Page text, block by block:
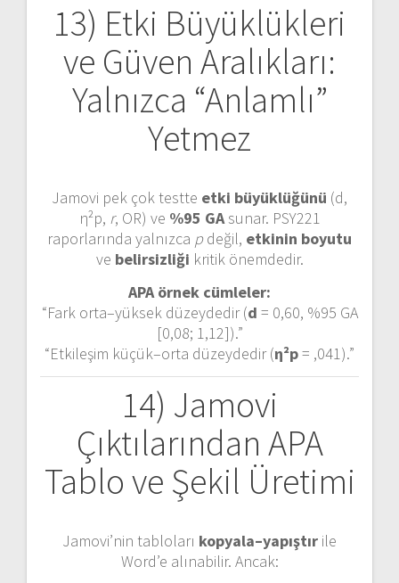
13) Etki Büyüklükleri
ve Güven Aralıkları:
Yalnızca “Anlamlı”
Yetmez
Jamovi pek çok testte etki büyüklüğünü (d,
η²p, r, OR) ve %95 GAsunar. PSY221
raporlarında yalnızca pdeğil, etkinin boyutu
ve belirsizliği kritik önemdedir.
APA örnek cümleler:
“Fark orta–yüksek düzeydedir (d = 0,60, %95 GA
[0,08; 1,12]).”
“Etkileşim küçük–orta düzeydedir (η²p= ,041).”
14) Jamovi
Çıktılarından APA
Tablo ve Şekil Üretimi
Jamovi’nin tabloları kopyala–yapıştır ile
Word’e alınabilir. Ancak: